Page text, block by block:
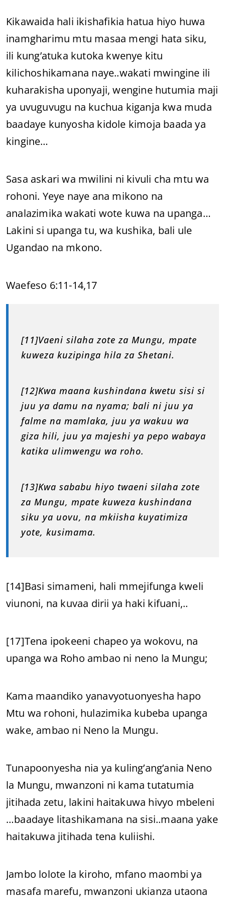
Kikawaida hali ikishafikia hatua hiyo huwa
inamgharimu mtu masaa mengi hata siku,
ili kung’atuka kutoka kwenye kitu
kilichoshikamana naye..wakati mwingine ili
kuharakisha uponyaji, wengine hutumia maji
ya uvuguvugu na kuchua kiganja kwa muda
baadaye kunyosha kidole kimoja baada ya
kingine…
Sasa askari wa mwilini ni kivuli cha mtu wa
rohoni. Yeye naye ana mikono na
analazimika wakati wote kuwa na upanga…
Lakini si upanga tu, wa kushika, bali ule
Ugandao na mkono.
Waefeso 6:11-14,17
[11]Vaeni silaha zote za Mungu, mpate
kuweza kuzipinga hila za Shetani.
[12]Kwa maana kushindana kwetu sisi si
juu ya damu na nyama; bali ni juu ya
falme na mamlaka, juu ya wakuu wa
giza hili, juu ya majeshi ya pepo wabaya
katika ulimwengu wa roho.
[13]Kwa sababu hiyo twaeni silaha zote
za Mungu, mpate kuweza kushindana
siku ya uovu, na mkiisha kuyatimiza
yote, kusimama.
[14]Basi simameni, hali mmejifunga kweli
viunoni, na kuvaa dirii ya haki kifuani,..
[17]Tena ipokeeni chapeo ya wokovu, na
upanga wa Roho ambao ni neno la Mungu;
Kama maandiko yanavyotuonyesha hapo
Mtu wa rohoni, hulazimika kubeba upanga
wake, ambao ni Neno la Mungu.
Tunapoonyesha nia ya kuling’ang’ania Neno
la Mungu, mwanzoni ni kama tutatumia
jitihada zetu, lakini haitakuwa hivyo mbeleni
…baadaye litashikamana na sisi..maana yake
haitakuwa jitihada tena kuliishi.
Jambo lolote la kiroho, mfano maombi ya
masafa marefu, mwanzoni ukianza utaona